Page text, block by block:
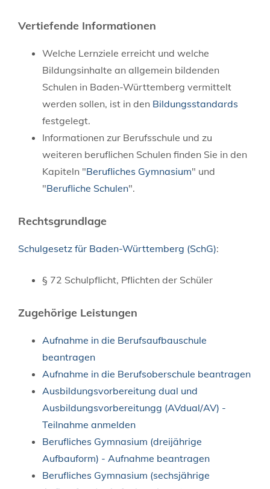
Vertiefende Informationen
Welche Lernziele erreicht und welche
Bildungsinhalte an allgemein bildenden
Schulen in Baden-Württemberg vermittelt
werden sollen, ist in den Bildungsstandards
festgelegt.
Informationen zur Berufsschule und zu
weiteren beruflichen Schulen finden Sie in den
Kapiteln "Berufliches Gymnasium" und
"Berufliche Schulen".
Rechtsgrundlage
Schulgesetz für Baden-Württemberg (SchG):
§ 72 Schulpflicht, Pflichten der Schüler
Zugehörige Leistungen
Aufnahme in die Berufsaufbauschule
beantragen
Aufnahme in die Berufsoberschule beantragen
Ausbildungsvorbereitung dual und
Ausbildungsvorbereitungg (AVdual/AV) -
Teilnahme anmelden
Berufliches Gymnasium (dreijährige
Aufbauform) - Aufnahme beantragen
Berufliches Gymnasium (sechsjährige